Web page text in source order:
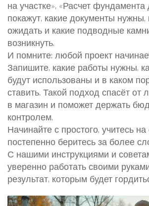
на участке», «Расчет
покажут, какие документы нужны,
ожидать и какие подводные
возникнуть.
И помните: любой проект
Запишите, какие работы нужны,
будут использованы и в каком
ставить. Такой подход спасёт от
в магазин и поможет держать
контролем.
Начинайте с простого, учитесь
постепенно беритесь за более
С нашими инструкциями и
уверенно работать своими
результат, которым будет